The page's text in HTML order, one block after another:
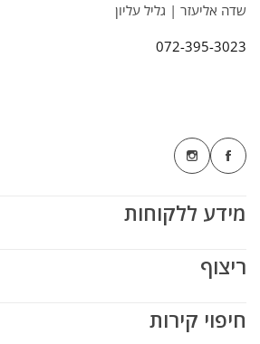
שדה אליעזר | גליל עליון
072-395-3023
מידע ללקוחות
ריצוף
חיפוי קירות